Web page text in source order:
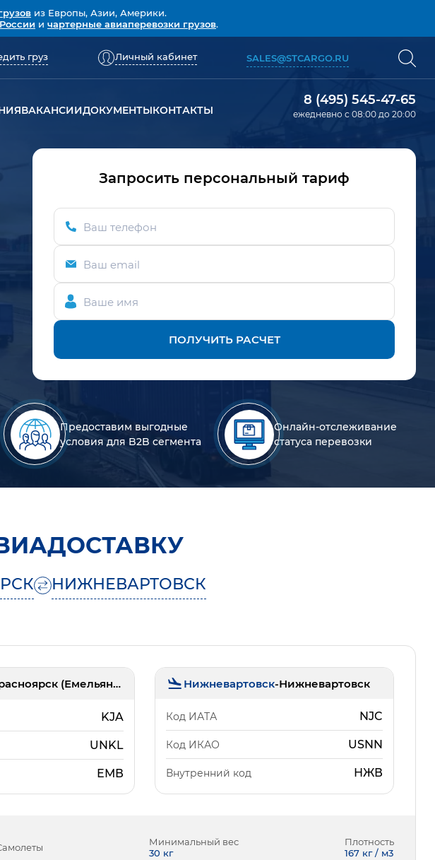
из Европы, Азии, Америки.
и чартерные авиаперевозки грузов.
груз Личный кабинет SALES@STCARGO.RU
ВАКАНСИИДОКУМЕНТЫКОНТАКТЫ
8 (495) 545-47-65
ежедневно с 08:00 до 20:00
Запросить персональный тариф
Ваш телефон
Ваш email
Ваше имя
ПОЛУЧИТЬ РАСЧЕТ
Предоставим выгодные
условия для B2B сегмента
Онлайн-отслеживание
статуса перевозки
НИЖНЕВАРТОВСК
Красноярск (Емельяново)
KJA
UNKL
ЕМВ
Нижневартовск-Нижневартовск
Код ИАТА NJC
Код ИКАО USNN
Внутренний код НЖВ
Минимальный вес
30 кг
Плотность
167 кг / м3